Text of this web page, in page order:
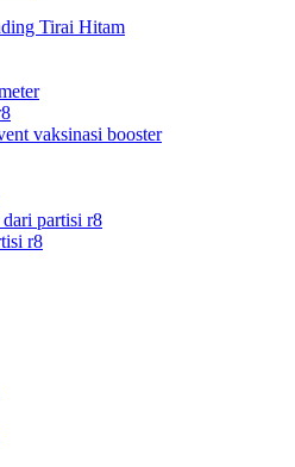
Tirai Hitam
vaksinasi booster
partisi r8
r8